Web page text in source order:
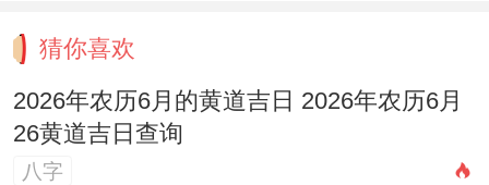
福、求嗣，开光、出行，解除、出火，拆
卸、修造，进人口、入宅，移徙、动土，安
床、纳畜，栽种、纳财，交易、立券，挂匾
等事；
猜你喜欢
2026年农历6月的黄道吉日 2026年农历6月
26黄道吉日查询
八字